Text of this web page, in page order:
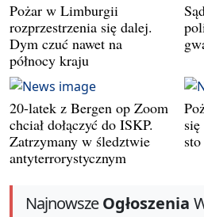
Pożar w Limburgii
rozprzestrzenia się dalej.
Dym czuć nawet na
północy kraju
20-latek z Bergen op Zoom
chciał dołączyć do ISKP.
Zatrzymany w śledztwie
antyterrorystycznym
NajnowszeOgłoszenia